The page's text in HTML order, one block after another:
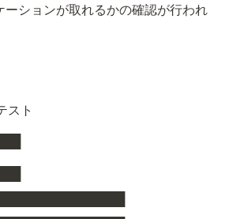
ーションが取れるかの確認が行われ
スト